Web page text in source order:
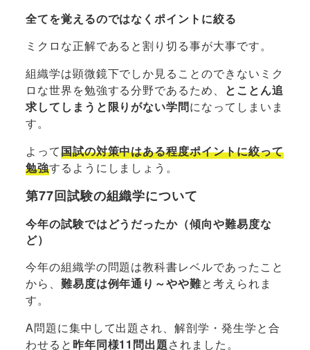
全てを覚えるのではなくポイントに絞る
ミクロな正解であると割り切る事が大事です。
組織学は顕微鏡下でしか見ることのできないミク
ロな世界を勉強する分野であるため、 とことん追
求してしまうと限りがない学問になってしまいま
す。
よって国試の対策中はある程度ポイントに絞って
勉強するようにしましょう。
第77回試験の組織学について
今年の試験ではどうだったか（傾向や難易度な
ど）
今年の組織学の問題は教科書レベルであったこと
から、 難易度は例年通り～やや難と考えられま
す。
A問題に集中して出題され、解剖学・発生学と合
わせると 昨年同様11問出題されました。